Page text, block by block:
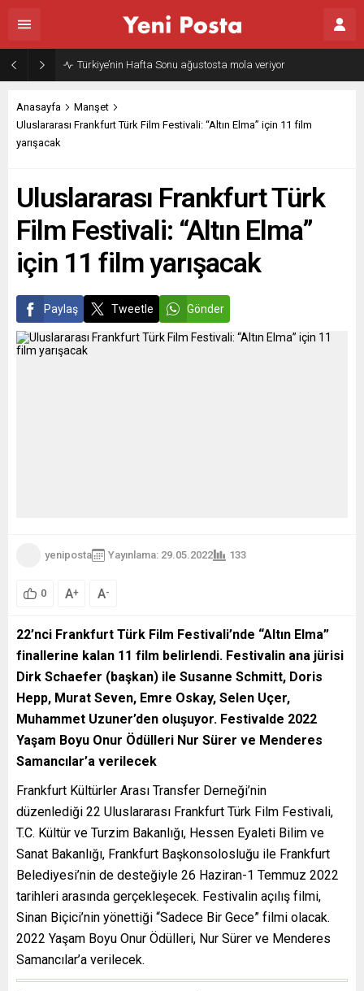
Gazze’nin geleceği: Teknokratik kontrol mü, kolonializm mi?
Anasayfa
Manşet
Uluslararası Frankfurt Türk Film Festivali: “Altın Elma” için 11 film
yarışacak
Uluslararası Frankfurt Türk
Film Festivali: “Altın Elma”
için 11 film yarışacak
Paylaş Tweetle Gönder
yeniposta Yayınlama: 29.05.2022 133
0 A+ A-
22’nci Frankfurt Türk Film Festivali’nde “Altın Elma”
finallerine kalan 11 film belirlendi. Festivalin ana jürisi
Dirk Schaefer (başkan) ile Susanne Schmitt, Doris
Hepp, Murat Seven, Emre Oskay, Selen Uçer,
Muhammet Uzuner’den oluşuyor. Festivalde 2022
Yaşam Boyu Onur Ödülleri Nur Sürer ve Menderes
Samancılar’a verilecek
Frankfurt Kültürler Arası Transfer Derneği’nin
düzenlediği 22 Uluslararası Frankfurt Türk Film Festivali,
T.C. Kültür ve Turzim Bakanlığı, Hessen Eyaleti Bilim ve
Sanat Bakanlığı, Frankfurt Başkonsolosluğu ile Frankfurt
Belediyesi’nin de desteğiyle 26 Haziran-1 Temmuz 2022
tarihleri arasında gerçekleşecek. Festivalin açılış filmi,
Sinan Biçici’nin yönettiği “Sadece Bir Gece” filmi olacak.
2022 Yaşam Boyu Onur Ödülleri, Nur Sürer ve Menderes
Samancılar’a verilecek.